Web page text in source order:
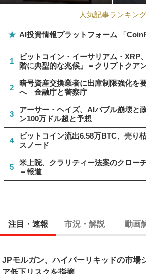
人気記事ランキン
★ AI投資情報プラットフォーム 「
1
ビットコイン・イーサリアム・XRP
階に典型的な兆候」＝クリプトクア
2
暗号資産交換業者に出庫制限強化を
へ 金融庁と警察庁
3
アーサー・ヘイズ、AIバブル崩壊と
ン100万ドル超と予想
4
ビットコイン流出6.58万BTC、売り
スノード
5
米上院、クラリティー法案のクロー
＝報道
注目・速報 市況・解説 動画
JPモルガン、ハイパーリキッドの市場